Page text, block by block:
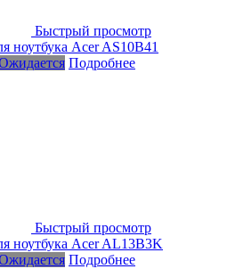
Быстрый просмотр
ноутбука Acer AS10B41
Подробнее
Быстрый просмотр
ноутбука Acer AL13B3K
Подробнее